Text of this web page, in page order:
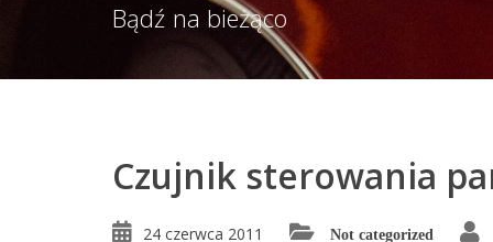
Bądź na bieżąco
Czujnik sterowania
24 czerwca 2011 Not categorized